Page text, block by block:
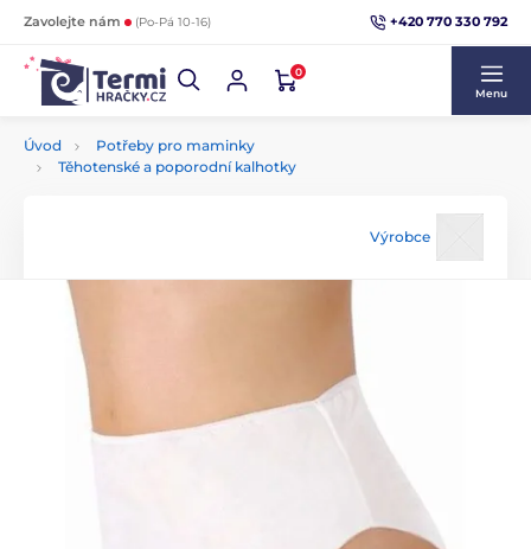
Zavolejte nám (Po-Pá 10-16) +420 770 330 792
0
Menu
Úvod
Potřeby pro maminky
Těhotenské a poporodní kalhotky
Výrobce